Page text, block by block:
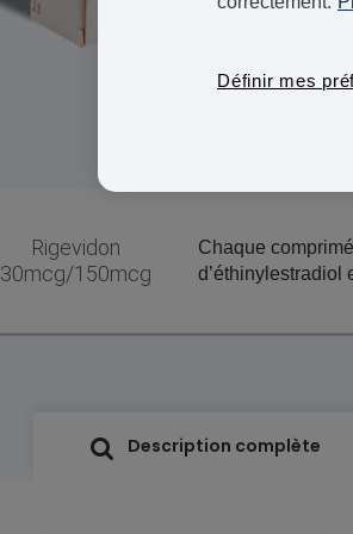
Rigevidon
30mcg/150mcg
Chaque
d’éthinylestradiol
Description complète
Définir mes